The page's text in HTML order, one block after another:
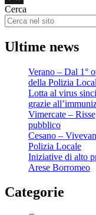
X
Cerca
Ultime news
Verano – Dal 1°
della Polizia
Lotta al virus
grazie
Vimercate –
pubblico
Cesano –
Polizia Locale
Iniziative di alto
Arese Borromeo
Categorie